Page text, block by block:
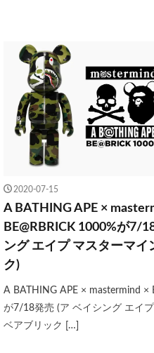
2020-07-15
A BATHING APE ×
BE@RBRICK 1000%が7/
ング エイプ マスターマイ
ク)
A BATHING APE × mastermind ×
が7/18発売 (ア ベイシング エイ
ベアブリック […]